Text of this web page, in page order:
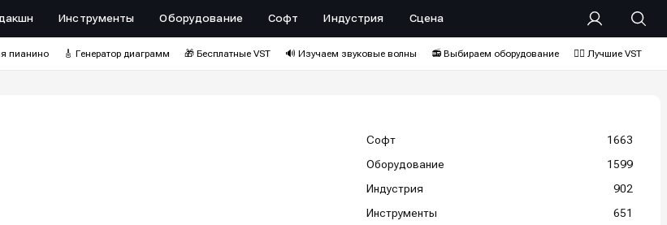
Инструменты Оборудование Софт Индустрия Сцена
пианино 🎸 Генератор диаграмм 🎁 Бесплатные VST 🔊 Изучаем звуковые волны 📻 Выбираем оборудование ❤️‍🔥 Лучшие VST
Софт
1663
Оборудование
1599
Индустрия
902
Инструменты
651